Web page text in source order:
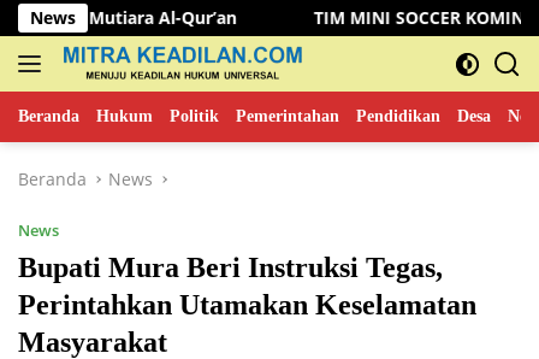
Langsung
ke
konten
News
Qur’an TIM MINI SOCCER KOMINFO MUSI RAWAS
Beranda Hukum Politik Pemerintahan Pendidikan Desa
Beranda News
News
Bupati Mura Beri Instruksi Tegas,
Perintahkan Utamakan Keselamatan
Masyarakat